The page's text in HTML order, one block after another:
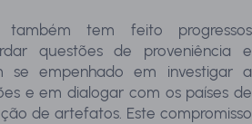
tem feito progressos
questões de proveniência e
se empenhado em investigar a
e em dialogar com os países de
de artefatos. Este compromisso